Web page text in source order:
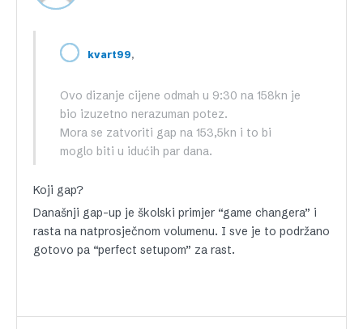
kvart99,
Ovo dizanje cijene odmah u 9:30 na 158kn je
bio izuzetno nerazuman potez.
Mora se zatvoriti gap na 153,5kn i to bi
moglo biti u idućih par dana.
Koji gap?
Današnji gap-up je školski primjer “game changera” i
rasta na natprosječnom volumenu. I sve je to podržano
gotovo pa “perfect setupom” za rast.